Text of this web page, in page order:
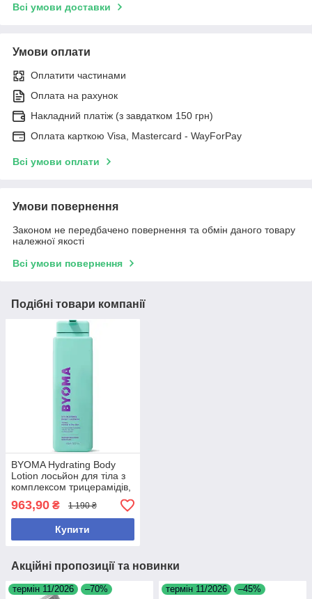
Всі умови доставки
Умови оплати
Оплатити частинами
Оплата на рахунок
Накладний платіж (з завдатком 150 грн)
Оплата карткою Visa, Mastercard - WayForPay
Всі умови оплати
Умови повернення
Законом не передбачено повернення та обмін даного товару
належної якості
Всі умови повернення
Подібні товари компанії
BYOMA Hydrating Body
Lotion лосьйон для тіла з
комплексом трицерамідів,
бета-глюканом і маслом
ши для зволоження, 400
мл
963,90 ₴ 1 190 ₴
Купити
Акційні пропозиції та новинки
термін 11/2026 –70% термін 11/2026 –45%